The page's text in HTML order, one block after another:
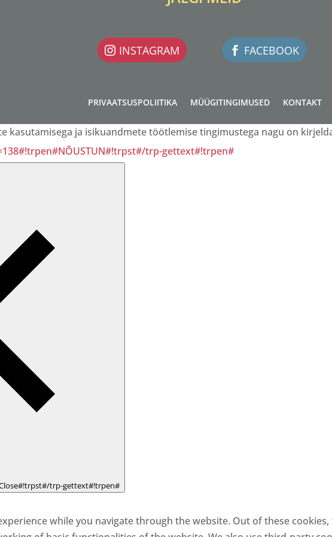
INSTAGRAM FACEBOOK
PRIVAATSUSPOLIITIKA MÜÜGITINGIMUSED KONTAKT
kasutamisega ja isikuandmete töötlemise tingimustega nagu on
trp-gettext#!trpen#
trp-gettext#!trpen#
while you navigate through the website. Out of these